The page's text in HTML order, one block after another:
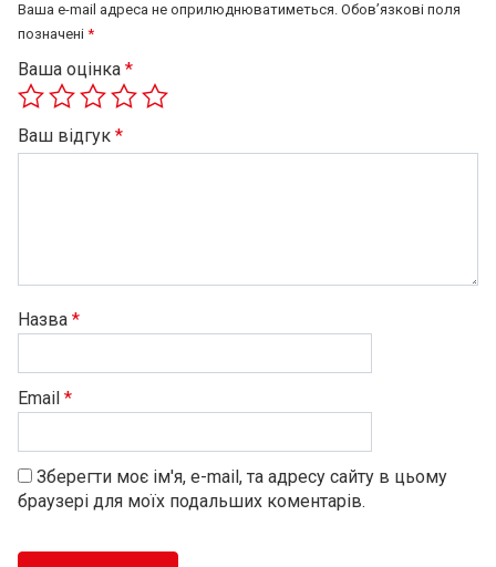
Ваша e-mail адреса не оприлюднюватиметься. Обов’язкові поля
позначені *
Ваша оцінка *
Ваш відгук *
Назва *
Email *
Зберегти моє ім'я, e-mail, та адресу сайту в цьому
браузері для моїх подальших коментарів.